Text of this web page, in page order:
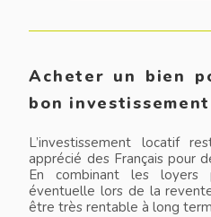
Acheter un bien
bon investissement
L’investissement locatif
apprécié des Français pour
En combinant les loyers
éventuelle lors de la
être très rentable à long